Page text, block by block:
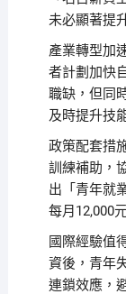
未必顯著提
產業轉型加
者計劃加快
職缺，但同
及時提升技
政策配套措
訓練補助，
出「青年就
每月12,000
國際經驗值
資後，青年
連鎖效應，